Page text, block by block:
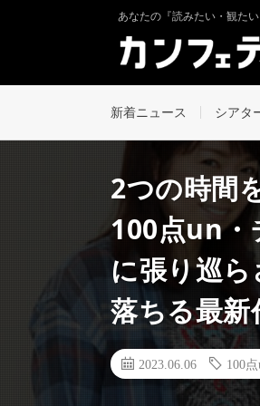
あなたの『読みたい・観た
新着ニュース シアタ
2つの時間
100点un
に張り巡
落ちる最新
2023.06.06 100